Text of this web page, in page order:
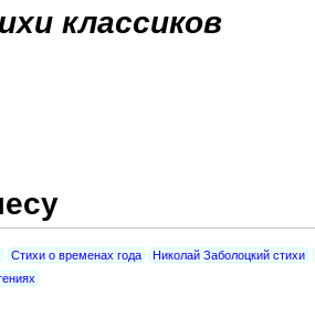
классиков
Стихи о временах года Николай Заболоцкий стихи